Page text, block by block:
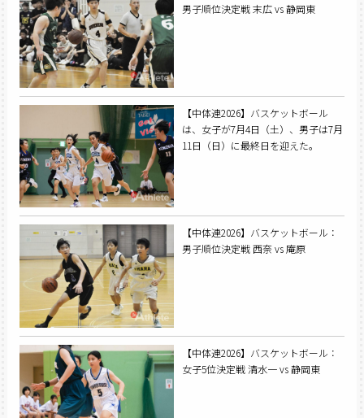
男子順位決定戦 末広 vs 静岡東
【中体連2026】バスケットボール
は、女子が7月4日（土）、男子は7月
11日（日）に最終日を迎えた。
【中体連2026】バスケットボール：
男子順位決定戦 西奈 vs 庵原
【中体連2026】バスケットボール：
女子5位決定戦 清水一 vs 静岡東